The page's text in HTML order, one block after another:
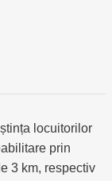
locuitorilor
prin
3 km, respectiv